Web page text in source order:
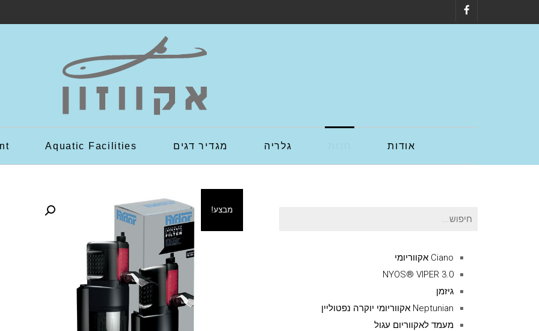
אודות גלריה מגדיר דגים Aquatic Facilities
מבצע!
חיפוש
Ciano אקווריומי
NYOS® VIPER 3.0
גיזמן
Neptunian אקווריומי יוקרה נפטוליין
מעמד לאקווריום עגול